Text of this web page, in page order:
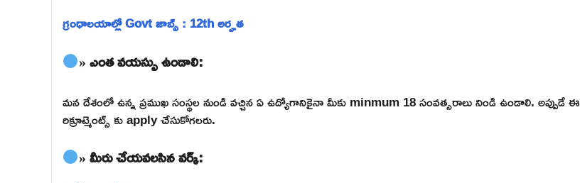
గ్రంధాలయాల్లో Govt జాబ్స్ : 12th అర్హత
» ఎంత వయస్సు ఉండాలి:
మన దేశంలో ఉన్న ప్రముఖ సంస్థల నుండి వచ్చిన ఏ ఉద్యోగానికైనా మీకు minmum 18 సంవత్సరాలు నిండి ఉండాలి. అప్పుడే ఈ
రిక్రూట్మెంట్స్ కు apply చేసుకోగలరు.
» మీరు చేయవలసిన వర్క్: